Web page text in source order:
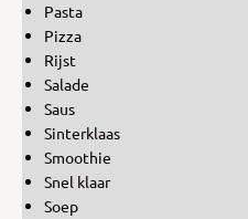
Pasta
Pizza
Rijst
Salade
Saus
Sinterklaas
Smoothie
Snel klaar
Soep